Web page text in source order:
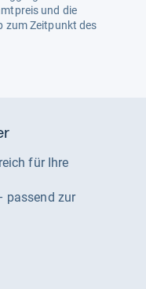
und die
zum Zeitpunkt des